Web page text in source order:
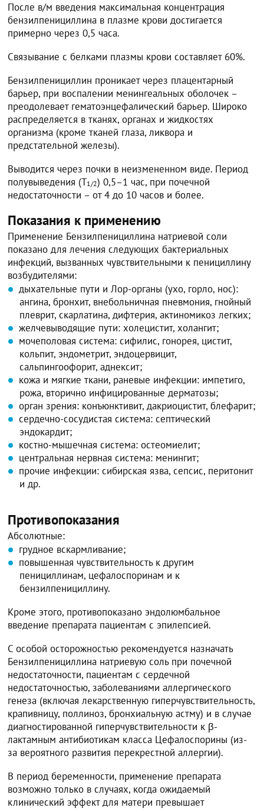
После в/м введения максимальная концентрация
бензилпенициллина в плазме крови достигается
примерно через 0,5 часа.
Связывание с белками плазмы крови составляет 60%.
Бензилпенициллин проникает через плацентарный
барьер, при воспалении менингеальных оболочек –
преодолевает гематоэнцефалический барьер. Широко
распределяется в тканях, органах и жидкостях
организма (кроме тканей глаза, ликвора и
предстательной железы).
Выводится через почки в неизмененном виде. Период
полувыведения (T1/2) 0,5–1 час, при почечной
недостаточности – от 4 до 10 часов и более.
Показания к применению
Применение Бензилпенициллина натриевой соли
показано для лечения следующих бактериальных
инфекций, вызванных чувствительными к пенициллину
возбудителями:
дыхательные пути и Лор-органы (ухо, горло, нос):
ангина, бронхит, внебольничная пневмония, гнойный
плеврит, скарлатина, дифтерия, актиномикоз легких;
желчевыводящие пути: холецистит, холангит;
мочеполовая система: сифилис, гонорея, цистит,
кольпит, эндометрит, эндоцервицит,
сальпингоофорит, аднексит;
кожа и мягкие ткани, раневые инфекции: импетиго,
рожа, вторично инфицированные дерматозы;
орган зрения: конъюнктивит, дакриоцистит, блефарит;
сердечно-сосудистая система: септический
эндокардит;
костно-мышечная система: остеомиелит;
центральная нервная система: менингит;
прочие инфекции: сибирская язва, сепсис, перитонит
и др.
Противопоказания
Абсолютные:
грудное вскармливание;
повышенная чувствительность к другим
пенициллинам, цефалоспоринам и к
бензилпенициллину.
Кроме этого, противопоказано эндолюмбальное
введение препарата пациентам с эпилепсией.
С особой осторожностью рекомендуется назначать
Бензилпенициллина натриевую соль при почечной
недостаточности, пациентам с сердечной
недостаточностью, заболеваниями аллергического
генеза (включая лекарственную гиперчувствительность,
крапивницу, поллиноз, бронхиальную астму) и в случае
диагностированной гиперчувствительности к β-
лактамным антибиотикам класса Цефалоспорины (из-
за вероятного развития перекрестной аллергии).
В период беременности, применение препарата
возможно только в случаях, когда ожидаемый
клинический эффект для матери превышает